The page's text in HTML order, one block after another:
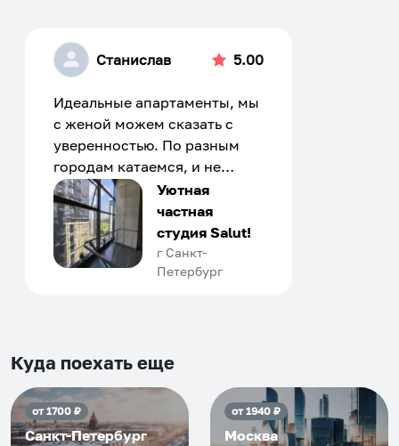
Станислав 5.00
Идеальные апартаменты, мы
с женой можем сказать с
уверенностью. По разным
городам катаемся, и не
только в России. Сервис на
отличном уровне. Хозяин
апартаментов доброй души
человек, всегда можно
договориться, подскажет
приезжать еще...
Уютная
частная
студия Salut!
г Санкт-
Петербург
Куда поехать еще
от1700₽
Санкт-Петербург
от1940₽
Москва